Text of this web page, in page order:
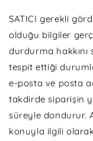
SATICI gerekli
olduğu bilgiler
durdurma hakkını
tespit ettiği
e-posta ve posta
takdirde siparişin
süreyle dondurur.
konuyla ilgili